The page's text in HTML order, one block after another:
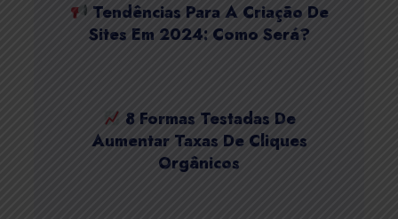
Tendências Para A Criação De
Sites Em 2024: Como Será?
8 Formas Testadas De
Aumentar Taxas De Cliques
Orgânicos